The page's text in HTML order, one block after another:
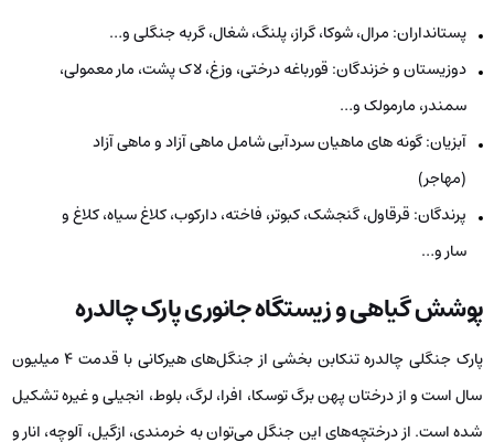
پستانداران: مرال، شوکا، گراز، پلنگ، شغال، گربه جنگلی و…
دوزیستان و خزندگان: قورباغه درختی، وزغ، لاک پشت، مار معمولی،
سمندر، مارمولک و…
آبزیان: گونه های ماهیان سردآبی شامل ماهی آزاد و ماهی آزاد
(مهاجر)
پرندگان: قرقاول، گنجشک، کبوتر، فاخته، دارکوب، کلاغ سیاه، کلاغ و
سار و…
پوشش گیاهی و زیستگاه جانوری پارک چالدره
پارک جنگلی چالدره تنکابن بخشی از جنگل‌های هیرکانی با قدمت 4 میلیون
سال است و از درختان پهن برگ توسکا، افرا، لرگ، بلوط، انجیلی و غیره تشکیل
شده است. از درختچه‌های این جنگل می‌توان به خرمندی، ازگیل، آلوچه، انار و